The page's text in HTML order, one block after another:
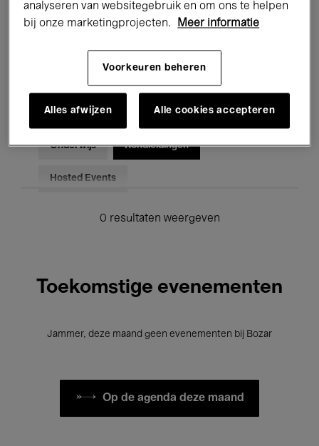
Jazz Klassieke Muziek Global Music
Voor iedereen Kids’ Palace
Onderwijs Rondleidingen
Hosted Events
0 resultaten weergeven
Toekomstige evenementen
Jammer, deze maand geen evenementen bij Bozar
Op de agenda deze maand
analyseren van websitegebruik en om ons te helpen
bij onze marketingprojecten.
Meer informatie
Voorkeuren beheren
Alles afwijzen Alle cookies accepteren